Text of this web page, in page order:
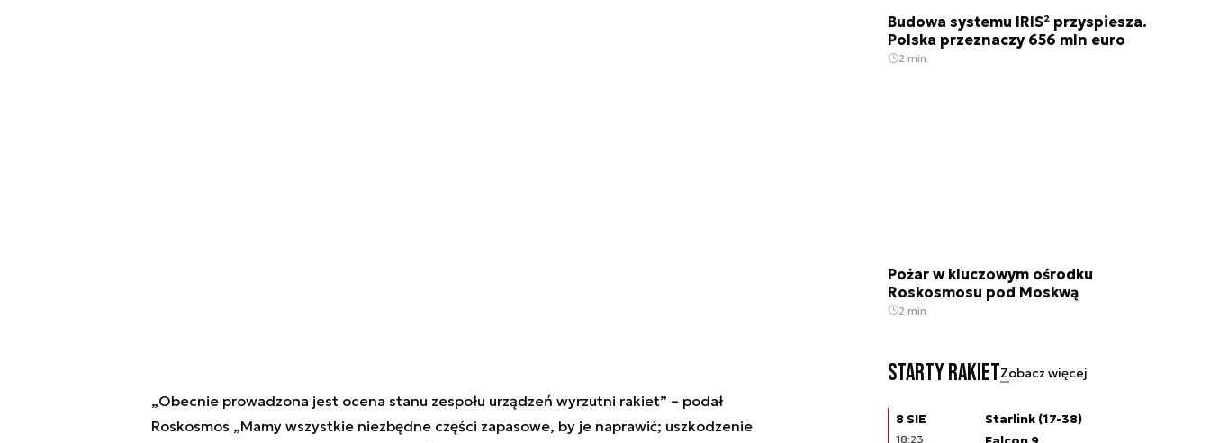
„Obecnie prowadzona jest ocena stanu zespołu urządzeń wyrzutni rakiet” – podał
Roskosmos „Mamy wszystkie niezbędne części zapasowe, by je naprawić; uszkodzenie
Budowa systemu IRIS² przyspiesza.
Polska przeznaczy 656 mln euro
2 min.
Pożar w kluczowym ośrodku
Roskosmosu pod Moskwą
2 min.
Starty rakietZobacz więcej
8 SIE
18:23
Starlink (17-38)